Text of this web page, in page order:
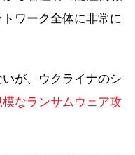
ワーク全体に非常に
が、ウクライナのシ
なランサムウェア攻